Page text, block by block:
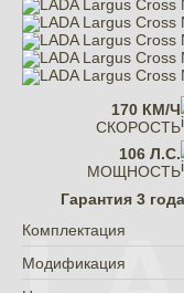
Гарантия 3
Комплектация
Модификация
170 КМ/Ч
СКОРОСТЬ
106 Л.С.
МОЩНОСТЬ